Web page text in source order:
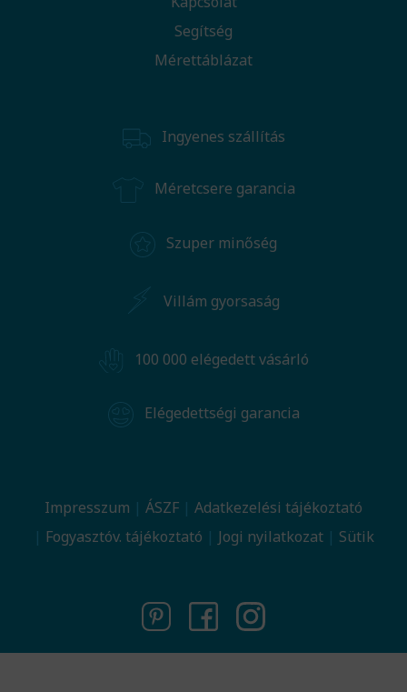
Segítség
Mérettáblázat
Ingyenes szállítás
Méretcsere garancia
Szuper minőség
Villám gyorsaság
100 000 elégedett vásárló
Elégedettségi garancia
Impresszum ÁSZF
Adatkezelési tájékoztató
Fogyasztóv. tájékoztató
Jogi nyilatkozat Sütik